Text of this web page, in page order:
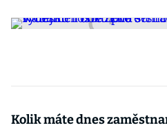
Kolik máte dnes